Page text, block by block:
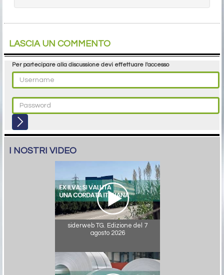
LASCIA UN COMMENTO
Per partecipare alla discussione devi effettuare l'accesso
I NOSTRI VIDEO
siderweb TG. Edizione del 7
agosto 2026